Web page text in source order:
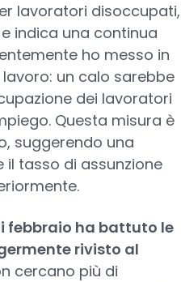
lavoratori disoccupati,
indica una continua
ho messo in
un calo sarebbe
dei lavoratori
Questa misura è
suggerendo una
il tasso di assunzione
febbraio ha battuto le
rivisto al
cercano più di